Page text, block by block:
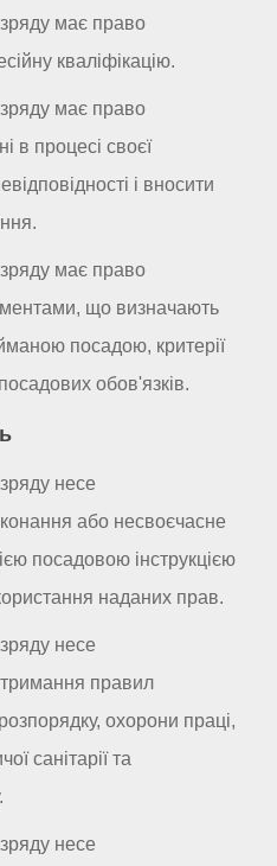
має право
кваліфікацію.
має право
в процесі своєї
і вносити
має право
що визначають
посадою, критерії
обов'язків.
несе
або несвоєчасне
посадовою інструкцією
наданих прав.
несе
правил
охорони праці,
санітарії та
несе